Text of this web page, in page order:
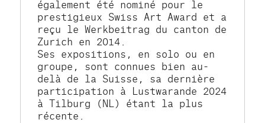
également été nominé pour le
prestigieux Swiss Art Award et a
reçu le Werkbeitrag du canton de
Zurich en 2014.
Ses expositions, en solo ou en
groupe, sont connues bien au-
delà de la Suisse, sa dernière
participation à Lustwarande 2024
à Tilburg (NL) étant la plus
récente.